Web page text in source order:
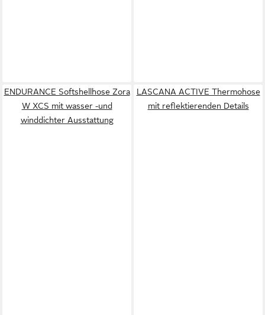
ENDURANCE Softshellhose Zora
W XCS mit wasser -und
winddichter Ausstattung
LASCANA ACTIVE Thermohose
mit reflektierenden Details